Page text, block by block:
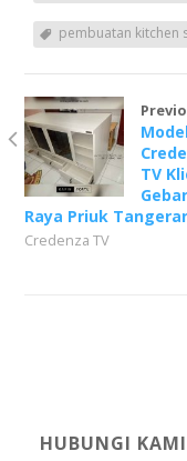
pembuatan kitchen
TV
Raya Priuk
Credenza TV
HUBUNGI KAMI